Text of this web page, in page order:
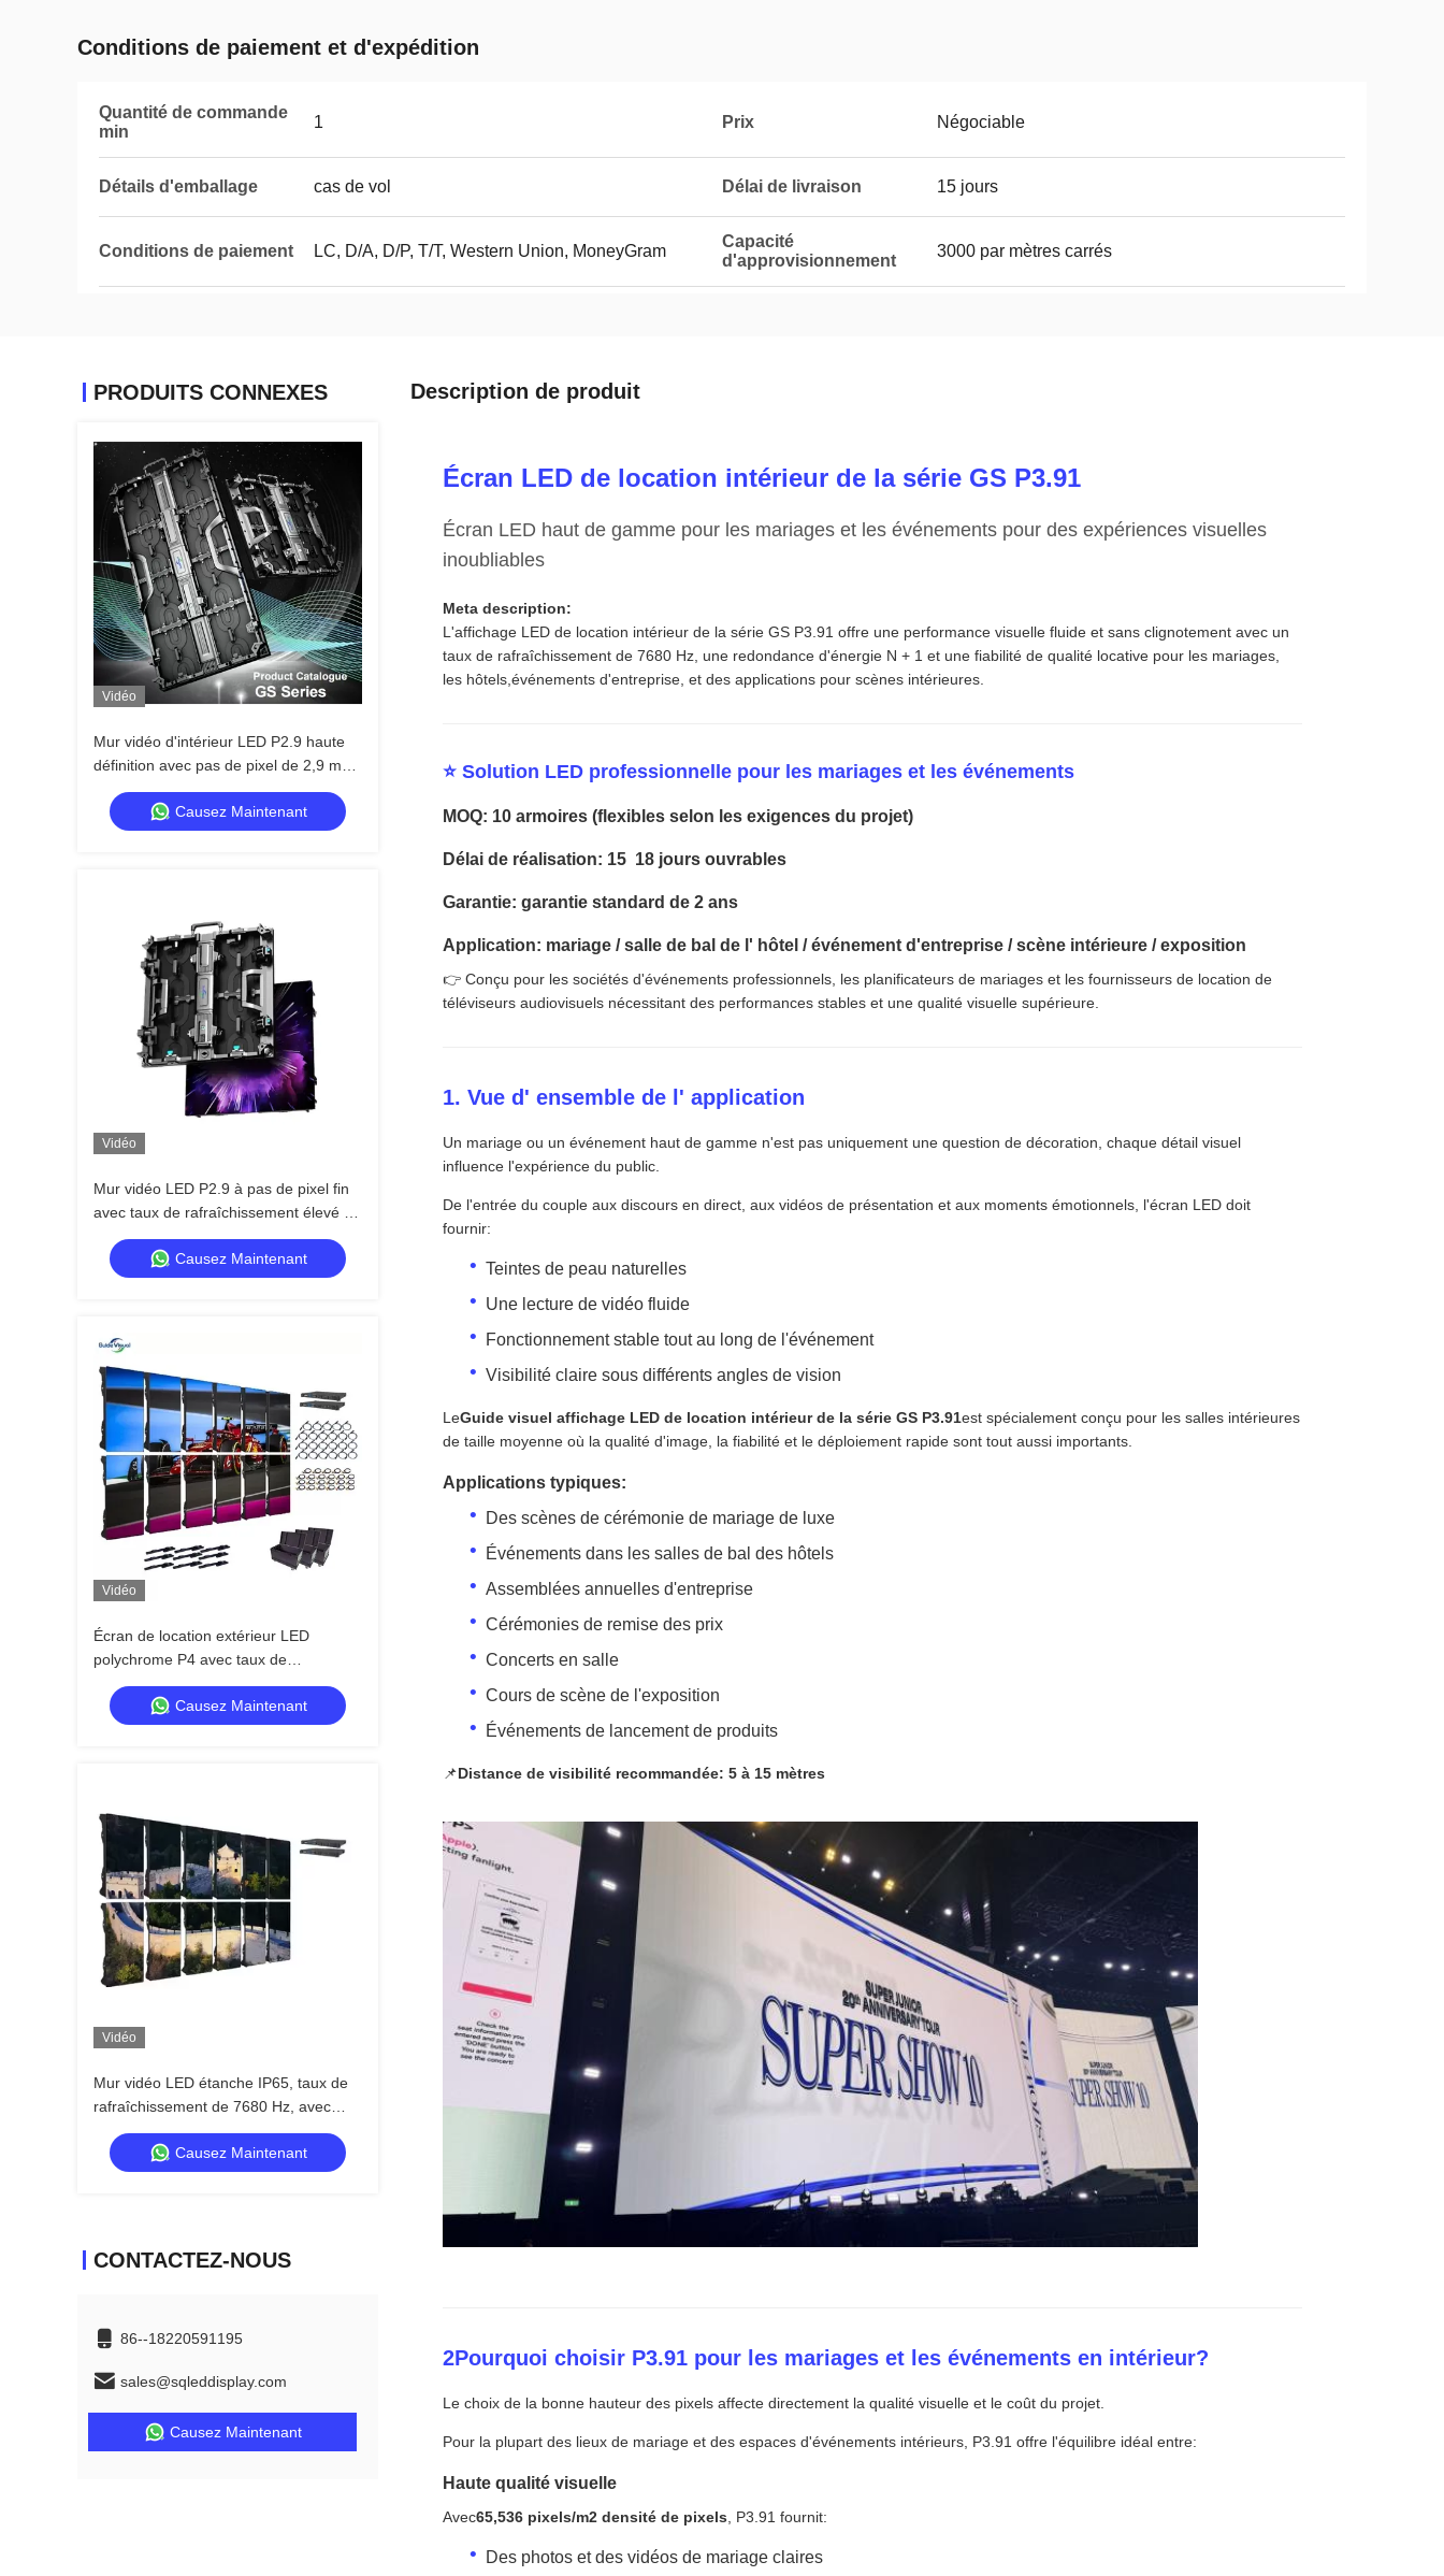
Conditions de paiement et d'expédition
Quantité de commande
min
1 Prix Négociable
Détails d'emballage cas de vol Délai de livraison 15 jours
Conditions de paiement LC, D/A, D/P, T/T, Western Union, MoneyGram
Capacité
d'approvisionnement
3000 par mètres carrés
PRODUITS CONNEXES
Vidéo
Mur vidéo d'intérieur LED P2.9 haute
définition avec pas de pixel de 2,9 mm,
taux de rafraîchissement de 3 840 Hz
et luminosité de 4 500 cd/m²
Causez Maintenant
Vidéo
Mur vidéo LED P2.9 à pas de pixel fin
avec taux de rafraîchissement élevé de
7680 Hz et double alimentation et
sauvegarde du signal pour les
événements sur scène
Causez Maintenant
Vidéo
Écran de location extérieur LED
polychrome P4 avec taux de
rafraîchissement de 7680 Hz et
étanchéité IP65 pour affichage mural
vidéo HD
Causez Maintenant
Vidéo
Mur vidéo LED étanche IP65, taux de
rafraîchissement de 7680 Hz, avec
armoire en aluminium moulé sous
pression pour événements
professionnels
Causez Maintenant
CONTACTEZ-NOUS
86--18220591195
sales@sqleddisplay.com
Causez Maintenant
Description de produit
Écran LED de location intérieur de la série GS P3.91
Écran LED haut de gamme pour les mariages et les événements pour des expériences visuelles
inoubliables
Meta description:
L'affichage LED de location intérieur de la série GS P3.91 offre une performance visuelle fluide et sans clignotement avec un
taux de rafraîchissement de 7680 Hz, une redondance d'énergie N + 1 et une fiabilité de qualité locative pour les mariages,
les hôtels,événements d'entreprise, et des applications pour scènes intérieures.
⭐ Solution LED professionnelle pour les mariages et les événements
MOQ: 10 armoires (flexibles selon les exigences du projet)
Délai de réalisation: 15  18 jours ouvrables
Garantie: garantie standard de 2 ans
Application: mariage / salle de bal de l' hôtel / événement d'entreprise / scène intérieure / exposition
👉 Conçu pour les sociétés d'événements professionnels, les planificateurs de mariages et les fournisseurs de location de
téléviseurs audiovisuels nécessitant des performances stables et une qualité visuelle supérieure.
1. Vue d' ensemble de l' application
Un mariage ou un événement haut de gamme n'est pas uniquement une question de décoration, chaque détail visuel
influence l'expérience du public.
De l'entrée du couple aux discours en direct, aux vidéos de présentation et aux moments émotionnels, l'écran LED doit
fournir:
Teintes de peau naturelles
Une lecture de vidéo fluide
Fonctionnement stable tout au long de l'événement
Visibilité claire sous différents angles de vision
LeGuide visuel affichage LED de location intérieur de la série GS P3.91est spécialement conçu pour les salles intérieures
de taille moyenne où la qualité d'image, la fiabilité et le déploiement rapide sont tout aussi importants.
Applications typiques:
Des scènes de cérémonie de mariage de luxe
Événements dans les salles de bal des hôtels
Assemblées annuelles d'entreprise
Cérémonies de remise des prix
Concerts en salle
Cours de scène de l'exposition
Événements de lancement de produits
📌Distance de visibilité recommandée: 5 à 15 mètres
2Pourquoi choisir P3.91 pour les mariages et les événements en intérieur?
Le choix de la bonne hauteur des pixels affecte directement la qualité visuelle et le coût du projet.
Pour la plupart des lieux de mariage et des espaces d'événements intérieurs, P3.91 offre l'équilibre idéal entre:
Haute qualité visuelle
Avec65,536 pixels/m2 densité de pixels , P3.91 fournit:
Des photos et des vidéos de mariage claires